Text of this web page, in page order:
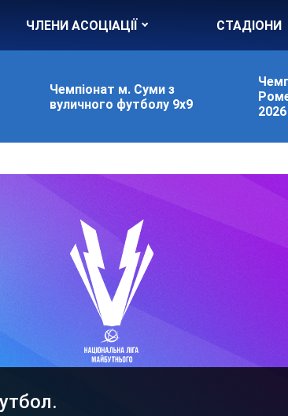
ЧЛЕНИ АСОЦІАЦІЇ СТАДІОНИ
Чемпіонат м. Суми з
вуличного футболу 9х9
2026